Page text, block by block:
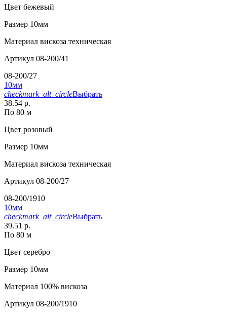
Цвет бежевый
Размер 10мм
Материал вискоза техническая
Артикул 08-200/41
08-200/27
10мм
checkmark_alt_circleВыбрать
38.54 р.
По 80 м
Цвет розовый
Размер 10мм
Материал вискоза техническая
Артикул 08-200/27
08-200/1910
10мм
checkmark_alt_circleВыбрать
39.51 р.
По 80 м
Цвет серебро
Размер 10мм
Материал 100% вискоза
Артикул 08-200/1910